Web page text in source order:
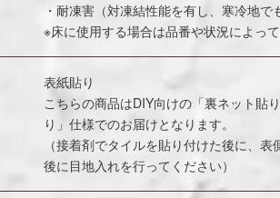
・耐凍害（対凍結性能を有し、寒冷地
※床に使用する場合は品番や状況によっ
表紙貼り
こちらの商品はDIY向けの「裏ネット貼
り」仕様でのお届けとなります。
（接着剤でタイルを貼り付けた後に、
後に目地入れを行ってください）